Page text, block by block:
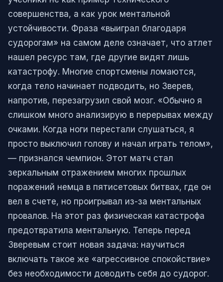
совершенства, а как урок ментальной
устойчивости. Фраза «выиграл благодаря
судорогам» на самом деле означает, что атлет
нашел ресурс там, где другие видят лишь
катастрофу. Многие спортсмены ломаются,
когда тело начинает подводить, но Зверев,
напротив, перезагрузил свой мозг. «Обычно я
слишком много анализирую в перерывах между
очками. Когда ноги перестали слушаться, я
просто выключил голову и начал играть телом»,
— признался чемпион. Этот матч стал
зеркальным отражением многих прошлых
поражений немца в пятисетовых битвах, где он
вел в счете, но проигрывал из-за ментальных
провалов. На этот раз физическая катастрофа
предотвратила ментальную. Теперь перед
Зверевым стоит новая задача: научиться
включать такое же «агрессивное спокойствие»
без необходимости доводить себя до судорог.